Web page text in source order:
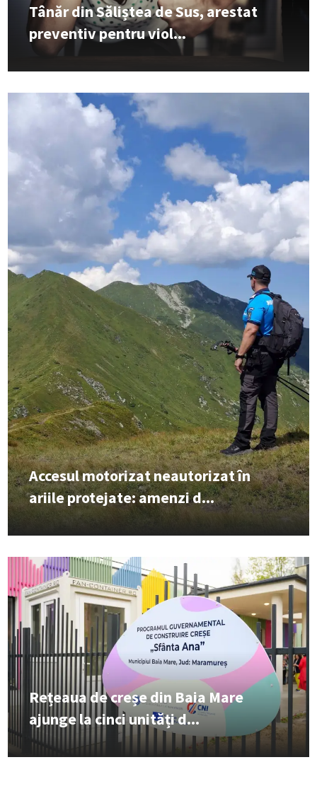
Tânăr din Săliștea de Sus, arestat
preventiv pentru viol...
Accesul motorizat neautorizat în
ariile protejate: amenzi d...
Rețeaua de creșe din Baia Mare
ajunge la cinci unități d...